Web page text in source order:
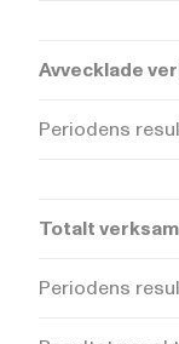
Avvecklade
Periodens
Totalt
Periodens